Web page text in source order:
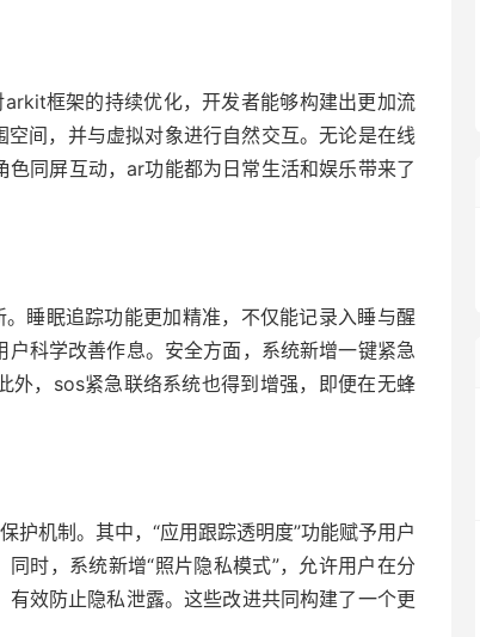
框架的持续优化，开发者能够构建出更加流
间，并与虚拟对象进行自然交互。无论是在线
同屏互动，ar功能都为日常生活和娱乐带来了
睡眠追踪功能更加精准，不仅能记录入睡与醒
科学改善作息。安全方面，系统新增一键紧急
，sos紧急联络系统也得到增强，即便在无蜂
护机制。其中，“应用跟踪透明度”功能赋予用户
时，系统新增“照片隐私模式”，允许用户在分
效防止隐私泄露。这些改进共同构建了一个更